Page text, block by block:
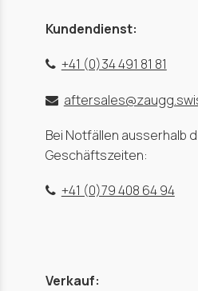
Kundendienst:
+41 (0)34 491 81 81
Bei Notfällen ausserhalb
Geschäftszeiten:
+41 (0)79 408 64 94
Verkauf: